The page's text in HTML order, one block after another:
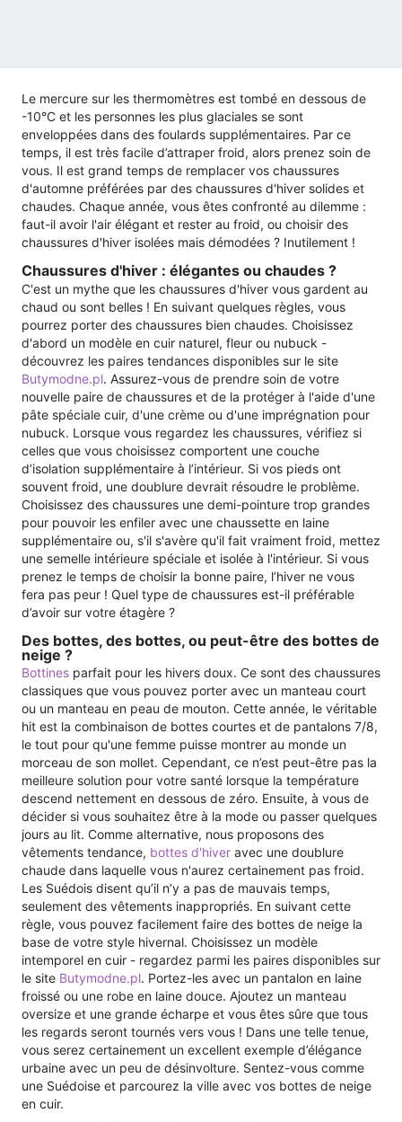
Le mercure sur les thermomètres est tombé en dessous de
-10°C et les personnes les plus glaciales se sont
enveloppées dans des foulards supplémentaires. Par ce
temps, il est très facile d’attraper froid, alors prenez soin de
vous. Il est grand temps de remplacer vos chaussures
d'automne préférées par des chaussures d'hiver solides et
chaudes. Chaque année, vous êtes confronté au dilemme :
faut-il avoir l'air élégant et rester au froid, ou choisir des
chaussures d'hiver isolées mais démodées ? Inutilement !
Chaussures d'hiver : élégantes ou chaudes ?
C'est un mythe que les chaussures d'hiver vous gardent au
chaud ou sont belles ! En suivant quelques règles, vous
pourrez porter des chaussures bien chaudes. Choisissez
d'abord un modèle en cuir naturel, fleur ou nubuck -
découvrez les paires tendances disponibles sur le site
Butymodne.pl. Assurez-vous de prendre soin de votre
nouvelle paire de chaussures et de la protéger à l'aide d'une
pâte spéciale cuir, d'une crème ou d'une imprégnation pour
nubuck. Lorsque vous regardez les chaussures, vérifiez si
celles que vous choisissez comportent une couche
d’isolation supplémentaire à l’intérieur. Si vos pieds ont
souvent froid, une doublure devrait résoudre le problème.
Choisissez des chaussures une demi-pointure trop grandes
pour pouvoir les enfiler avec une chaussette en laine
supplémentaire ou, s'il s'avère qu'il fait vraiment froid, mettez
une semelle intérieure spéciale et isolée à l'intérieur. Si vous
prenez le temps de choisir la bonne paire, l’hiver ne vous
fera pas peur ! Quel type de chaussures est-il préférable
d’avoir sur votre étagère ?
Des bottes, des bottes, ou peut-être des bottes de
neige ?
Bottines parfait pour les hivers doux. Ce sont des chaussures
classiques que vous pouvez porter avec un manteau court
ou un manteau en peau de mouton. Cette année, le véritable
hit est la combinaison de bottes courtes et de pantalons 7/8,
le tout pour qu'une femme puisse montrer au monde un
morceau de son mollet. Cependant, ce n’est peut-être pas la
meilleure solution pour votre santé lorsque la température
descend nettement en dessous de zéro. Ensuite, à vous de
décider si vous souhaitez être à la mode ou passer quelques
jours au lit. Comme alternative, nous proposons des
vêtements tendance, bottes d'hiver avec une doublure
chaude dans laquelle vous n'aurez certainement pas froid.
Les Suédois disent qu’il n’y a pas de mauvais temps,
seulement des vêtements inappropriés. En suivant cette
règle, vous pouvez facilement faire des bottes de neige la
base de votre style hivernal. Choisissez un modèle
intemporel en cuir - regardez parmi les paires disponibles sur
le site Butymodne.pl. Portez-les avec un pantalon en laine
froissé ou une robe en laine douce. Ajoutez un manteau
oversize et une grande écharpe et vous êtes sûre que tous
les regards seront tournés vers vous ! Dans une telle tenue,
vous serez certainement un excellent exemple d’élégance
urbaine avec un peu de désinvolture. Sentez-vous comme
une Suédoise et parcourez la ville avec vos bottes de neige
en cuir.